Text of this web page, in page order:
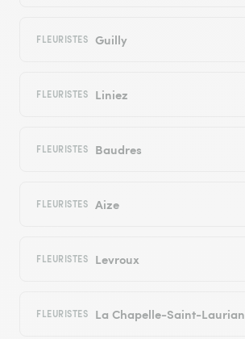
FLEURISTES Guilly
FLEURISTES Liniez
FLEURISTES Baudres
FLEURISTES Aize
FLEURISTES Levroux
FLEURISTES La Chapelle-Saint-Laurian